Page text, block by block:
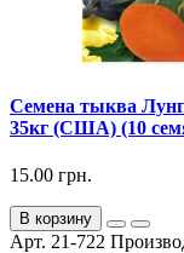
Семена тыква
35кг (США) (10
15.00 грн.
В корзину
Арт. 21-722